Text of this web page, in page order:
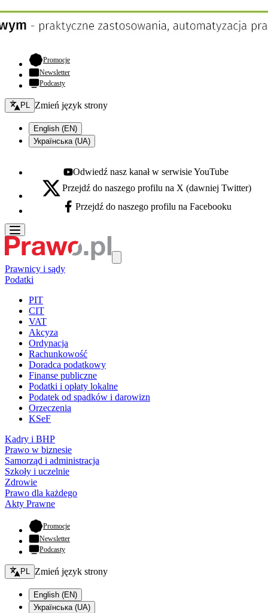
Promocje- otwiera się w nowej karcie
Newsletter
Podcasty
Zmień język - bieżący:
PL Zmień język strony
English (EN)
Українська (UA)
Youtube - otwiera się w nowej karcie
Odwiedź nasz kanał w serwisie YouTube
X - otwiera się w nowej karcie
Przejdź do naszego profilu na X (dawniej Twitter)
Facebook - otwiera się w nowej karcie
Przejdź do naszego profilu na Facebooku
Prawnicy i sądy
Podatki
PIT
CIT
VAT
Akcyza
Ordynacja
Rachunkowość
Doradca podatkowy
Finanse publiczne
Podatki i opłaty lokalne
Podatek od spadków i darowizn
Orzeczenia
KSeF
Kadry i BHP
Prawo w biznesie
Samorząd i administracja
Szkoły i uczelnie
Zdrowie
Prawo dla każdego
Akty Prawne
Promocje- otwiera się w nowej karcie
Newsletter
Podcasty
Zmień język - bieżący:
PL Zmień język strony
English (EN)
Українська (UA)